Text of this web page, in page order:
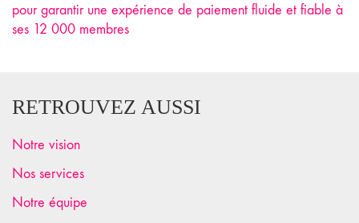
pour garantir une expérience de paiement fluide et fiable à
ses 12 000 membres
RETROUVEZ AUSSI
Notre vision
Nos services
Notre équipe